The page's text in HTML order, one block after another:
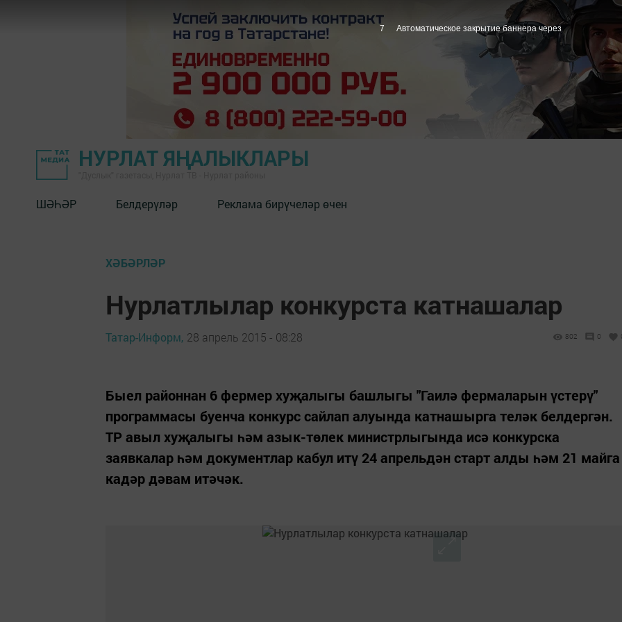
НУРЛАТ ЯҢАЛЫКЛАРЫ
ШӘҺӘР Белдерүләр Реклама бирүчеләр өчен
ХӘБӘРЛӘР
Нурлатлылар конкурста катнашалар
Татар-Информ, 28 апрель 2015 - 08:28 802 0
Быел районнан 6 фермер хуҗалыгы башлыгы "Гаилә фермаларын үстерү"
программасы буенча конкурс сайлап алуында катнашырга теләк белдергән.
ТР авыл хуҗалыгы һәм азык-төлек министрлыгында исә конкурска
заявкалар һәм документлар кабул итү 24 апрельдән старт алды һәм 21 майга
кадәр дәвам итәчәк.
6 Автоматическое закрытие баннера через